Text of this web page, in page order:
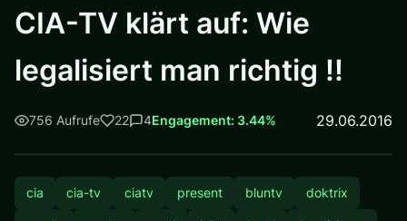
CIA-TV klärt auf: Wie
legalisiert man richtig !!
756 Aufrufe 22 4Engagement: 3.44% 29.06.2016
cia cia-tv ciatv present bluntv doktrix